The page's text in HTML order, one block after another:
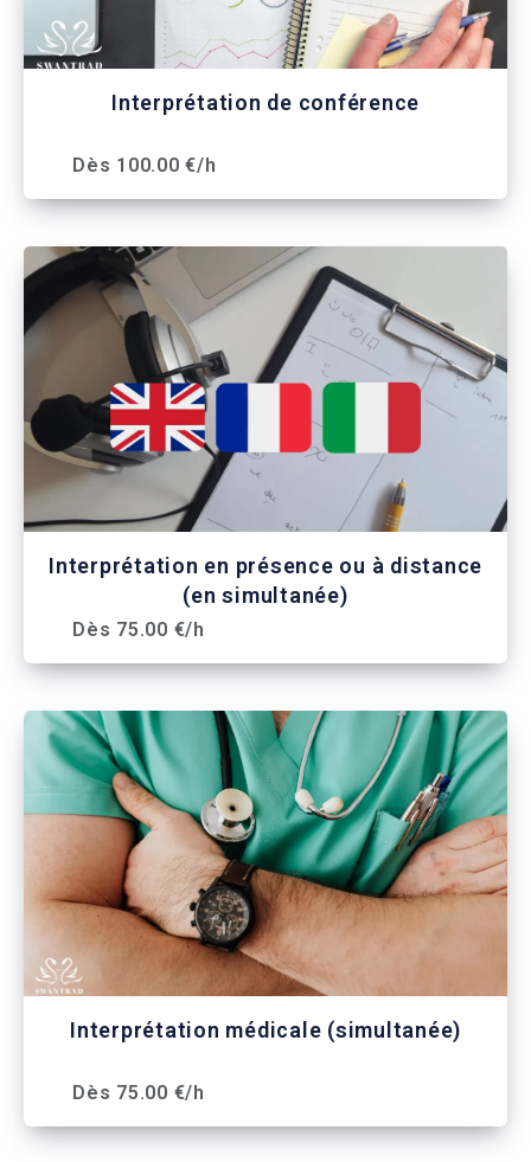
Interprétation de conférence
Dès 100.00 €/h
Interprétation en présence ou à distance
(en simultanée)
Dès 75.00 €/h
Interprétation médicale (simultanée)
Dès 75.00 €/h